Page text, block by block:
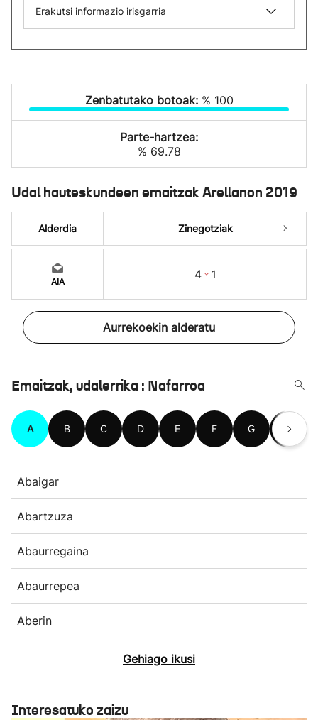
Erakutsi informazio irisgarria
Zenbatutako botoak: % 100
Parte-hartzea:
% 69.78
Udal hauteskundeen emaitzak Arellanon 2019
Alderdia
AIA
Zinegotziak
4 1
Aurrekoekin alderatu
Emaitzak, udalerrika : Nafarroa
A B C D E F G H
Abaigar
Abartzuza
Abaurregaina
Abaurrepea
Aberin
Gehiago ikusi
Interesatuko zaizu